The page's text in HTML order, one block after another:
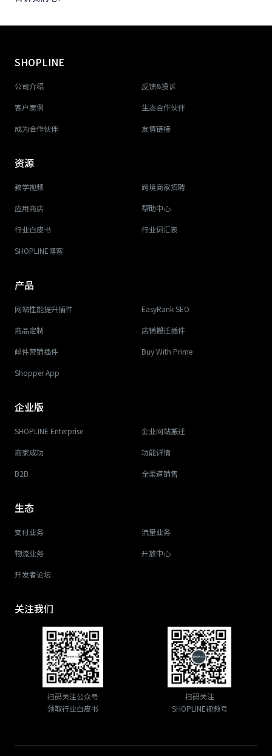
SHOPLINE
公司介绍 反馈&投诉
客户案例 生态合作伙伴
成为合作伙伴 友情链接
资源
教学视频 跨境商家招聘
应用商店 帮助中心
行业白皮书 行业词汇表
SHOPLINE博客
产品
网站性能提升插件 EasyRank SEO
商品定制 店铺搬迁插件
邮件营销插件 Buy With Prime
Shopper App
企业版
SHOPLINE Enterprise 企业网站搬迁
商家成功 功能详情
B2B 全渠道销售
生态
支付业务 流量业务
物流业务 开放中心
开发者论坛
关注我们
扫码关注公众号
领取行业白皮书
扫码关注
SHOPLINE视频号